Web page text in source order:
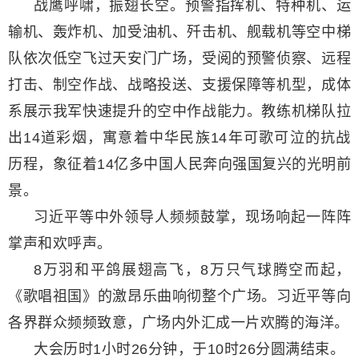
战鹰呼啸，振翅长空。预警指挥机、特种机、运
输机、轰炸机、加受油机、歼击机、舰载机等空中梯
队依次低空飞过天安门广场，受阅的预警侦察、远程
打击、制空作战、战略投送、支援保障等机型，成体
系展示我军快速提升的空中作战能力。教练机梯队拉
出14道彩烟，寓意着中华民族14年可歌可泣的抗战
历程，象征着14亿多中国人民奔向强国复兴的光明前
景。
习近平等中外领导人频频鼓掌，现场响起一阵阵
掌声和欢呼声。
8万羽和平鸽展翅高飞，8万只气球腾空而起，
《歌唱祖国》的激昂乐曲响彻整个广场。习近平等向
各界群众频频致意，广场内外汇成一片欢腾的海洋。
大会历时1小时26分钟，于10时26分圆满结束。